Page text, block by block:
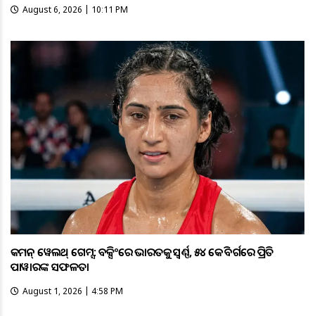
August 6, 2026 | 10:11 PM
କମନ୍ ୱେଲଥ୍ ଗେମ୍ସ: ବକ୍ସିଂରେ ଭାରତକୁ ସ୍ବର୍ଣ୍ଣ, ୫୪ କେଜି ବର୍ଗରେ ପ୍ରିତି
ପାୱାରଙ୍କ ସଫଳତା
August 1, 2026 | 4:58 PM